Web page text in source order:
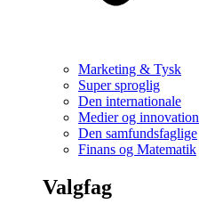
Marketing & Tysk
Super sproglig
Den internationale
Medier og innovation
Den samfundsfaglige
Finans og Matematik
Valgfag